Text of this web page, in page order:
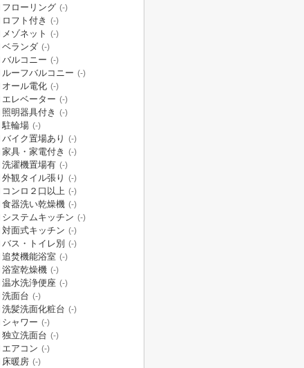
フローリング (-)
ロフト付き (-)
メゾネット (-)
ベランダ (-)
バルコニー (-)
ルーフバルコニー (-)
オール電化 (-)
エレベーター (-)
照明器具付き (-)
駐輪場 (-)
バイク置場あり (-)
家具・家電付き (-)
洗濯機置場有 (-)
外観タイル張り (-)
コンロ２口以上 (-)
食器洗い乾燥機 (-)
システムキッチン (-)
対面式キッチン (-)
バス・トイレ別 (-)
追焚機能浴室 (-)
浴室乾燥機 (-)
温水洗浄便座 (-)
洗面台 (-)
洗髪洗面化粧台 (-)
シャワー (-)
独立洗面台 (-)
エアコン (-)
床暖房 (-)